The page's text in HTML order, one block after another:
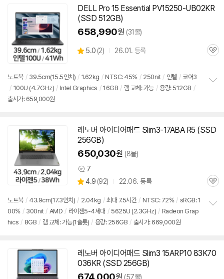
기
DELL Pro 15 Essential PV15250-UB02KR
(SSD 512GB)
658,990원 (31몰)
별
5.0 (상
뷰
2) 26.01. 등록
관
노트북 / 39.5cm(15.5인치) / 1.62kg / NTSC: 45% / 250nit / 인텔 / 코어3
/ 100U (4.7GHz) / Intel Graphics / 16GB / 램 교체: 가능 / 용량: 512GB /
출시가: 659,000원
기
레노버 아이디어패드 Slim3-17ABA R5 (SSD
256GB)
650,030원 (8몰)
상
품
견
7
별
점
4.9 (상
리
뷰
92) 22.06. 등록
관
노트북 / 43.9cm(17.3인치) / 2.04kg / 최대 7.5시간 / NTSC: 72% / sRGB: 1
00% / 300nit / AMD / 라이젠5-4세대 / 5625U (2.3GHz) / Radeon Grap
hics / 8GB / 램 교체: 가능(1슬롯) / 용량: 256GB / 출시가: 669,000원
기
레노버 아이디어패드 Slim3 15ARP10 83K70
036KR (SSD 256GB)
원 (57몰)